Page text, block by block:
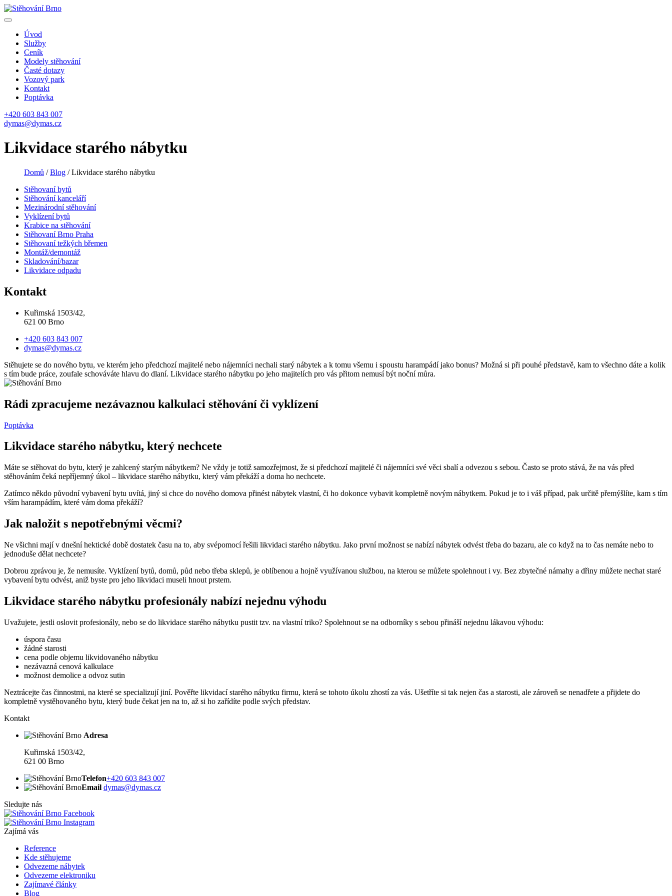
Úvod
Služby
Ceník
Modely stěhování
Časté dotazy
Vozový park
Kontakt
Poptávka
+420 603 843 007
dymas@dymas.cz
Likvidace starého nábytku
Domů /Blog /Likvidace starého nábytku
Stěhovaní bytů
Stěhování kanceláří
Mezinárodní stěhování
Vyklízení bytů
Krabice na stěhování
Stěhovaní Brno Praha
Stěhovaní težkých břemen
Montáž/demontáž
Skladování/bazar
Likvidace odpadu
Kontakt
Kuřimská 1503/42,
621 00 Brno
+420 603 843 007
dymas@dymas.cz
Stěhujete se do nového bytu, ve kterém jeho předchozí majitelé nebo nájemníci nechali starý nábytek a k tomu všemu i spoustu harampádí jako bonus? Možná si při pouhé představě, kam to všechno dáte a kolik
s tím bude práce, zoufale schováváte hlavu do dlaní. Likvidace starého nábytku po jeho majitelích pro vás přitom nemusí být noční můra.
Rádi zpracujeme nezávaznou kalkulaci stěhování či vyklízení
Poptávka
Likvidace starého nábytku, který nechcete
Máte se stěhovat do bytu, který je zahlcený starým nábytkem? Ne vždy je totiž samozřejmost, že si předchozí majitelé či nájemníci své věci sbalí a odvezou s sebou. Často se proto stává, že na vás před
stěhováním čeká nepříjemný úkol – likvidace starého nábytku, který vám překáží a doma ho nechcete.
Zatímco někdo původní vybavení bytu uvítá, jiný si chce do nového domova přinést nábytek vlastní, či ho dokonce vybavit kompletně novým nábytkem. Pokud je to i váš případ, pak určitě přemýšlíte, kam s tím
vším harampádím, které vám doma překáží?
Jak naložit s nepotřebnými věcmi?
Ne všichni mají v dnešní hektické době dostatek času na to, aby svépomocí řešili likvidaci starého nábytku. Jako první možnost se nabízí nábytek odvést třeba do bazaru, ale co když na to čas nemáte nebo to
jednoduše dělat nechcete?
Dobrou zprávou je, že nemusíte. Vyklízení bytů, domů, půd nebo třeba sklepů, je oblíbenou a hojně využívanou službou, na kterou se můžete spolehnout i vy. Bez zbytečné námahy a dřiny můžete nechat staré
vybavení bytu odvést, aniž byste pro jeho likvidaci museli hnout prstem.
Likvidace starého nábytku profesionály nabízí nejednu výhodu
Uvažujete, jestli oslovit profesionály, nebo se do likvidace starého nábytku pustit tzv. na vlastní triko? Spolehnout se na odborníky s sebou přináší nejednu lákavou výhodu:
úspora času
žádné starosti
cena podle objemu likvidovaného nábytku
nezávazná cenová kalkulace
možnost demolice a odvoz sutin
Neztrácejte čas činnostmi, na které se specializují jiní. Pověřte likvidací starého nábytku firmu, která se tohoto úkolu zhostí za vás. Ušetříte si tak nejen čas a starosti, ale zároveň se nenadřete a přijdete do
kompletně vystěhovaného bytu, který bude čekat jen na to, až si ho zařídíte podle svých představ.
Kontakt
Adresa
Kuřimská 1503/42,
621 00 Brno
Telefon+420 603 843 007
Email dymas@dymas.cz
Sledujte nás
Facebook
Instagram
Zajímá vás
Reference
Kde stěhujeme
Odvezeme nábytek
Odvezeme elektroniku
Zajímavé články
Blog